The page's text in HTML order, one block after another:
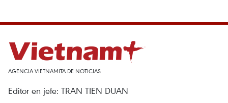
AGENCIA VIETNAMITA DE NOTICIAS
Editor en jefe: TRAN TIEN DUAN